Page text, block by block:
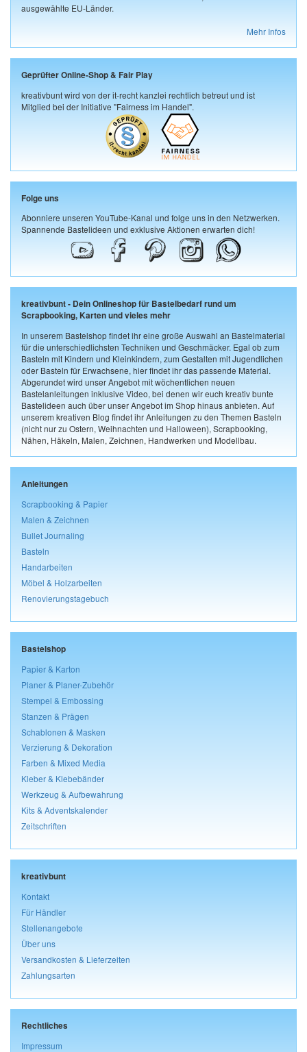
ausgewählte EU-Länder.
Mehr Infos
Geprüfter Online-Shop & Fair Play
kreativbunt wird von der it-recht kanzlei rechtlich betreut und ist
Mitglied bei der Initiative "Fairness im Handel".
Folge uns
Abonniere unseren YouTube-Kanal und folge uns in den Netzwerken.
Spannende Bastelideen und exklusive Aktionen erwarten dich!
kreativbunt - Dein Onlineshop für Bastelbedarf rund um
Scrapbooking, Karten und vieles mehr
In unserem Bastelshop findet ihr eine große Auswahl an Bastelmaterial
für die unterschiedlichsten Techniken und Geschmäcker. Egal ob zum
Basteln mit Kindern und Kleinkindern, zum Gestalten mit Jugendlichen
oder Basteln für Erwachsene, hier findet ihr das passende Material.
Abgerundet wird unser Angebot mit wöchentlichen neuen
Bastelanleitungen inklusive Video, bei denen wir euch kreativ bunte
Bastelideen auch über unser Angebot im Shop hinaus anbieten. Auf
unserem kreativen Blog findet ihr Anleitungen zu den Themen Basteln
(nicht nur zu Ostern, Weihnachten und Halloween), Scrapbooking,
Nähen, Häkeln, Malen, Zeichnen, Handwerken und Modellbau.
Anleitungen
Scrapbooking & Papier
Malen & Zeichnen
Bullet Journaling
Basteln
Handarbeiten
Möbel & Holzarbeiten
Renovierungstagebuch
Bastelshop
Papier & Karton
Planer & Planer-Zubehör
Stempel & Embossing
Stanzen & Prägen
Schablonen & Masken
Verzierung & Dekoration
Farben & Mixed Media
Kleber & Klebebänder
Werkzeug & Aufbewahrung
Kits & Adventskalender
Zeitschriften
kreativbunt
Kontakt
Für Händler
Stellenangebote
Über uns
Versandkosten & Lieferzeiten
Zahlungsarten
Rechtliches
Impressum